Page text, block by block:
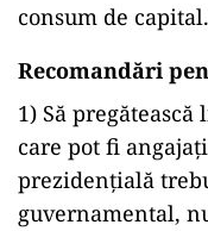
consum de capital.
Recomandări
1) Să
care pot fi
prezidențială
guvernamental,